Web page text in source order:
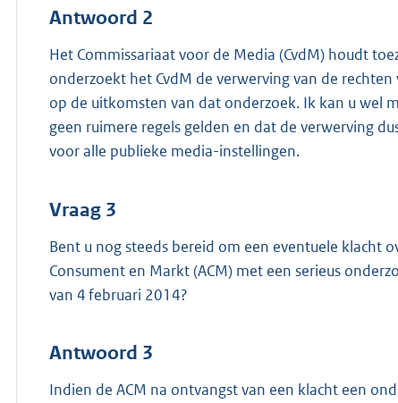
Antwoord 2
Het Commissariaat voor de Media (CvdM) houdt
onderzoekt het CvdM de verwerving van de
op de uitkomsten van dat onderzoek. Ik kan u wel
geen ruimere regels gelden en dat de verwerving
voor alle publieke media-instellingen.
Vraag 3
Bent u nog steeds bereid om een eventuele
Consument en Markt (ACM) met een serieus
van 4 februari 2014?
Antwoord 3
Indien de ACM na ontvangst van een klacht een